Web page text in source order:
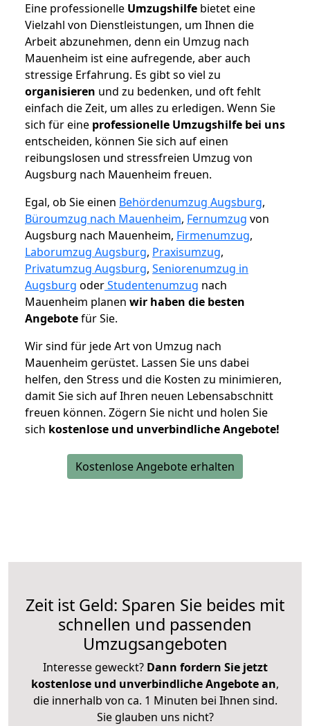
Eine professionelle Umzugshilfe bietet eine
Vielzahl von Dienstleistungen, um Ihnen die
Arbeit abzunehmen, denn ein Umzug nach
Mauenheim ist eine aufregende, aber auch
stressige Erfahrung. Es gibt so viel zu
organisieren und zu bedenken, und oft fehlt
einfach die Zeit, um alles zu erledigen. Wenn Sie
sich für eine professionelle Umzugshilfe bei uns
entscheiden, können Sie sich auf einen
reibungslosen und stressfreien Umzug von
Augsburg nach Mauenheim freuen.
Egal, ob Sie einen Behördenumzug Augsburg,
Büroumzug nach Mauenheim, Fernumzug von
Augsburg nach Mauenheim, Firmenumzug,
Laborumzug Augsburg, Praxisumzug,
Privatumzug Augsburg, Seniorenumzug in
Augsburg oderStudentenumzug nach
Mauenheim planen wir haben die besten
Angebotefür Sie.
Wir sind für jede Art von Umzug nach
Mauenheim gerüstet. Lassen Sie uns dabei
helfen, den Stress und die Kosten zu minimieren,
damit Sie sich auf Ihren neuen Lebensabschnitt
freuen können. Zögern Sie nicht und holen Sie
sich kostenlose und unverbindliche Angebote!
Kostenlose Angebote erhalten
Zeit ist Geld: Sparen Sie beides mit
schnellen und passenden
Umzugsangeboten
Interesse geweckt? Dann fordern Sie jetzt
kostenlose und unverbindliche Angebote an,
die innerhalb von ca. 1 Minuten bei Ihnen sind.
Sie glauben uns nicht?